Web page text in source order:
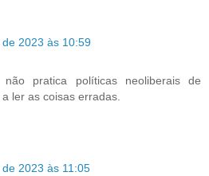
2023 às 10:59
pratica políticas neoliberais de
ler as coisas erradas.
2023 às 11:05